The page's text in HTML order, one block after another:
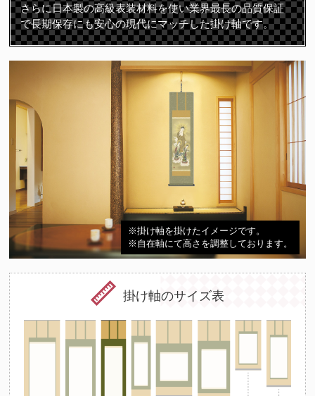
さらに日本製の高級表装材料を使い業界最長の品質保証
で長期保存にも安心の現代にマッチした掛け軸です。
※掛け軸を掛けたイメージです。
※自在軸にて高さを調整しております。
掛け軸のサイズ表